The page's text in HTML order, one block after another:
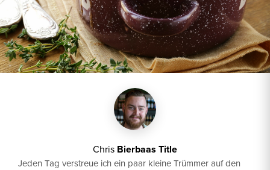
Chris Bierbaas Title
Jeden Tag verstreue ich ein paar kleine Trümmer auf den